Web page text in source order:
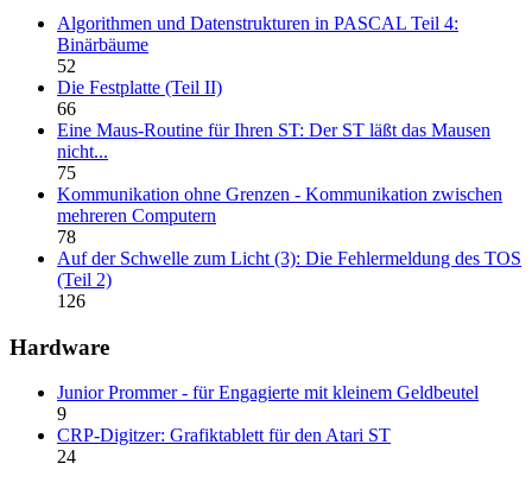
Algorithmen und Datenstrukturen in PASCAL Teil 4:
Binärbäume
52
Die Festplatte (Teil II)
66
Eine Maus-Routine für Ihren ST: Der ST läßt das Mausen
nicht...
75
Kommunikation ohne Grenzen - Kommunikation zwischen
mehreren Computern
78
Auf der Schwelle zum Licht (3): Die Fehlermeldung des TOS
(Teil 2)
126
Hardware
Junior Prommer - für Engagierte mit kleinem Geldbeutel
9
CRP-Digitzer: Grafiktablett für den Atari ST
24